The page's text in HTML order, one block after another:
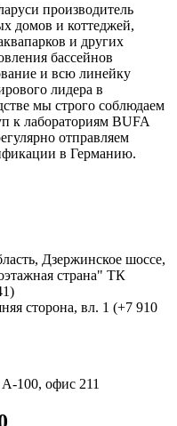
производитель
домов и коттеджей,
и других
бассейнов
и всю линейку
лидера в
мы строго соблюдаем
к лабораториям BUFA
отправляем
в Германию.
Дзержинское шоссе,
страна" ТК
сторона, вл. 1 (+7 910
100, офис 211